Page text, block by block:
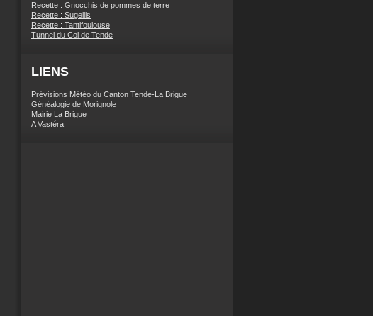
Recette : Gnocchis de pommes de terre
Recette : Sugellis
Recette : Tantifoulouse
Tunnel du Col de Tende
LIENS
Prévisions Météo du Canton Tende-La Brigue
Généalogie de Morignole
Mairie La Brigue
A Vastéra